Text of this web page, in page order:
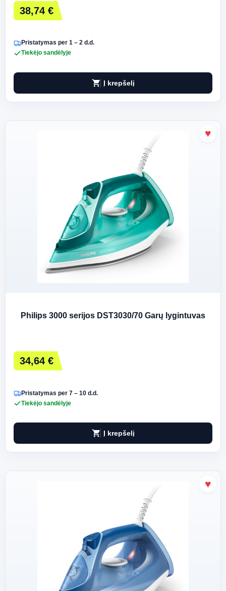
38,74 €
Pristatymas per 1 – 2 d.d.
Tiekėjo sandėlyje
shopping_cart Į krepšelį
Philips 3000 serijos DST3030/70 Garų lygintuvas
34,64 €
Pristatymas per 7 – 10 d.d.
Tiekėjo sandėlyje
shopping_cart Į krepšelį